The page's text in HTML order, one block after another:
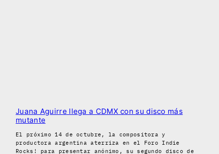
Juana Aguirre llega a CDMX con su disco más
mutante
El próximo 14 de octubre, la compositora y
productora argentina aterriza en el Foro Indie
Rocks! para presentar anónimo, su segundo disco de